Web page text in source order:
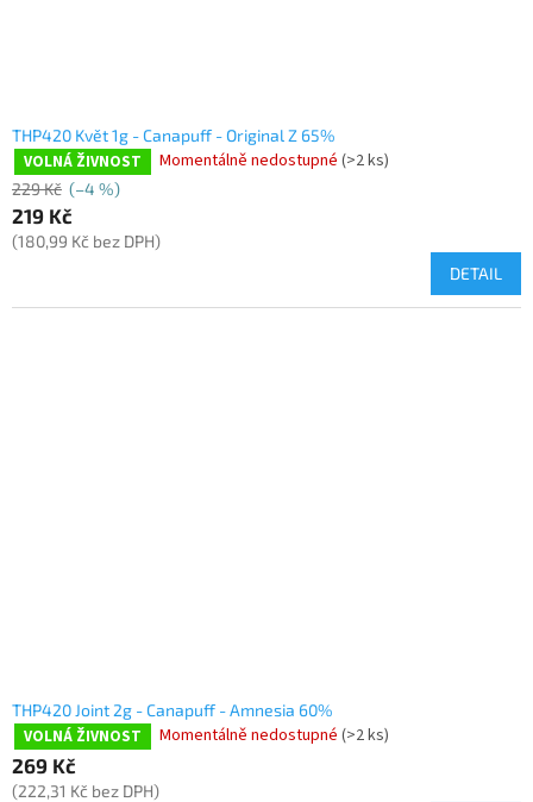
THP420 Květ 1g - Canapuff - Original Z 65%
VOLNÁ ŽIVNOST Momentálně nedostupné (>2 ks)
229 Kč (–4 %)
219 Kč
(180,99 Kč bez DPH)
DETAIL
THP420 Joint 2g - Canapuff - Amnesia 60%
VOLNÁ ŽIVNOST Momentálně nedostupné (>2 ks)
269 Kč
(222,31 Kč bez DPH)